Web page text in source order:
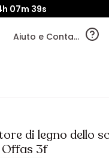
07m 36s
Aiuto e Contatti
di legno dello
3f